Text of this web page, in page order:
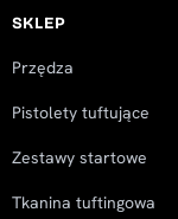
SKLEP
Przędza
Pistolety tuftujące
Zestawy startowe
Tkanina tuftingowa